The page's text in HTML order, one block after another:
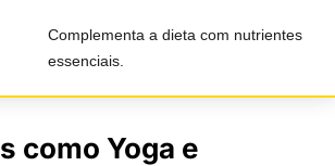
Complementa a dieta com nutrientes
essenciais.
como Yoga e